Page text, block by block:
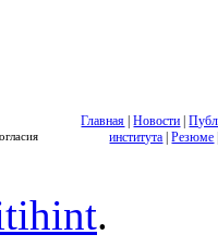
Главная |Новости |
института |Резюме
.